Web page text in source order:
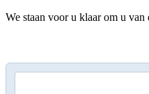
We staan ​​voor u klaar om u